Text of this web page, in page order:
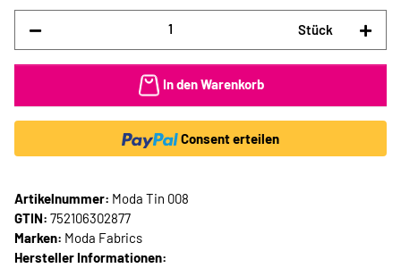
Stück
In den Warenkorb
Consent erteilen
Artikelnummer: Moda Tin 008
GTIN: 752106302877
Marken: Moda Fabrics
Hersteller Informationen: